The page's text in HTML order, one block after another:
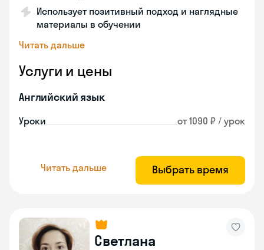
Использует позитивный подход и наглядные
материалы в обучении
Читать дальше
Услуги и цены
Английский язык
Уроки от 1090 ₽ / урок
Читать дальше Выбрать время
Светлана